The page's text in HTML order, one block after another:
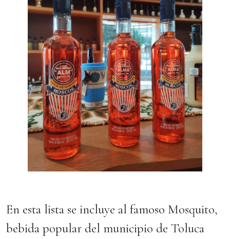
En esta lista se incluye al famoso Mosquito,
bebida popular del municipio de Toluca